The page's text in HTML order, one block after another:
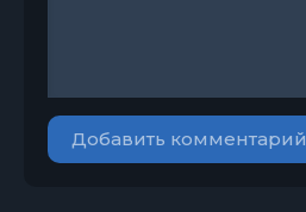
Добавить комментарий